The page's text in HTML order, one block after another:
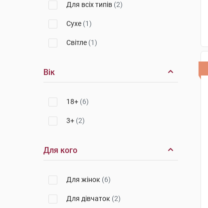
Для всіх типів (2)
Сухе (1)
Світле (1)
Вік
18+ (6)
3+ (2)
Для кого
Для жінок (6)
Для дівчаток (2)